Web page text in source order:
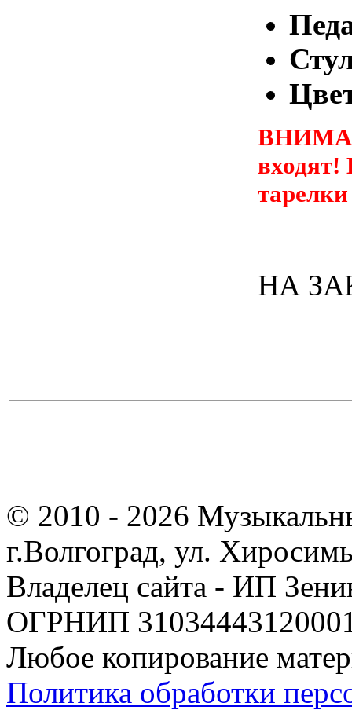
входят!
НА
© 2010 - 2026
г.Волгоград, ул.
Владелец сайта - ИП
ОГРНИП
Любое копирование
Политика обработки